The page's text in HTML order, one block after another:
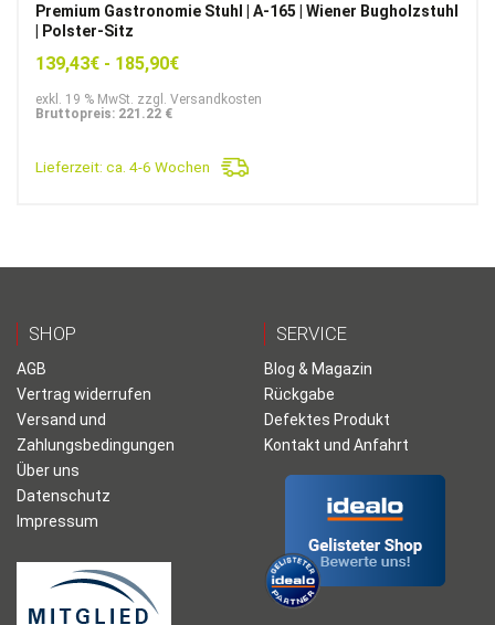
Premium Gastronomie Stuhl | A-165 | Wiener Bugholzstuhl
| Polster-Sitz
139,43€ - 185,90€
exkl. 19 % MwSt. zzgl. Versandkosten
Bruttopreis: 221.22 €
Lieferzeit: ca. 4-6 Wochen
SHOP
AGB
Vertrag widerrufen
Versand und
Zahlungsbedingungen
Über uns
Datenschutz
Impressum
SERVICE
Blog & Magazin
Rückgabe
Defektes Produkt
Kontakt und Anfahrt